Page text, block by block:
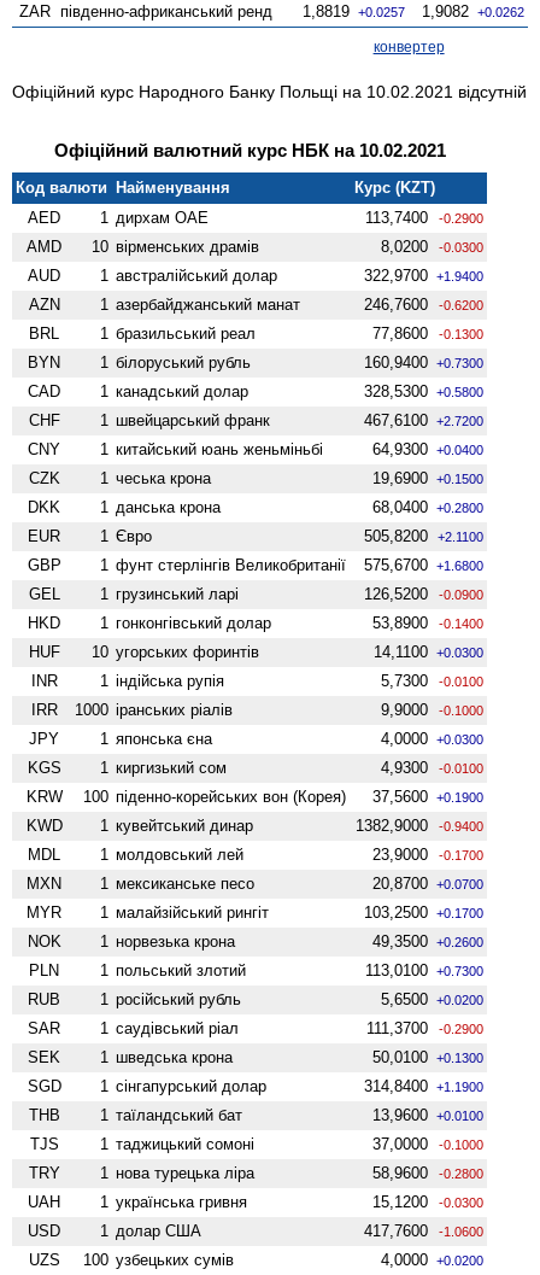
ZAR південно-африканський ренд 1,8819 +0.0257 1,9082 +0.0262
конвертер
Офіційний курс Народного Банку Польщі на 10.02.2021 відсутній
Офіційний валютний курс НБК на 10.02.2021
Код валюти Найменування
Курс (KZT)
AED
1 дирхам ОАЕ 113,7400 -0.2900
AMD 10 вiрменських драмів 8,0200 -0.0300
AUD 1 австралійський долар 322,9700 +1.9400
AZN 1 азербайджанський манат 246,7600 -0.6200
BRL 1 бразильський реал 77,8600 -0.1300
BYN 1 білоруський рубль 160,9400 +0.7300
CAD 1 канадський долар 328,5300 +0.5800
CHF 1 швейцарський франк 467,6100 +2.7200
CNY 1 китайський юань женьмiньбi 64,9300 +0.0400
CZK 1 чеська крона 19,6900 +0.1500
DKK 1 данська крона 68,0400 +0.2800
EUR 1 Євро 505,8200 +2.1100
GBP 1 фунт стерлінгів Велико­британії 575,6700 +1.6800
GEL 1 грузинський ларі 126,5200 -0.0900
HKD 1 гонконгівський долар 53,8900 -0.1400
HUF 10 угорських форинтів 14,1100 +0.0300
INR 1 індійська рупія 5,7300 -0.0100
IRR 1000 іранських ріалів 9,9000 -0.1000
JPY 1 японська єна 4,0000 +0.0300
KGS 1 киргизький сом 4,9300 -0.0100
KRW 100 піденно-корейських вон (Корея) 37,5600 +0.1900
KWD 1 кувейтський динар 1382,9000 -0.9400
MDL 1 молдовський лей 23,9000 -0.1700
MXN 1 мексиканське песо 20,8700 +0.0700
MYR 1 малайзійський рингіт 103,2500 +0.1700
NOK 1 норвезька крона 49,3500 +0.2600
PLN 1 польський злотий 113,0100 +0.7300
RUB 1 російський рубль 5,6500 +0.0200
SAR 1 саудівський ріал 111,3700 -0.2900
SEK 1 шведська крона 50,0100 +0.1300
SGD 1 сінгапурський долар 314,8400 +1.1900
THB 1 таїландський бат 13,9600 +0.0100
TJS 1 таджицький сомоні 37,0000 -0.1000
TRY 1 нова турецька ліра 58,9600 -0.2800
UAH 1 українська гривня 15,1200 -0.0300
USD 1 долар США 417,7600 -1.0600
UZS 100 узбецьких сумів 4,0000 +0.0200